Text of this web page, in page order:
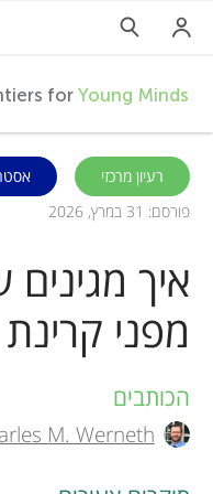
F
r
o
n
t
i
forYoung Minds
רעיון מרכזי
פורסם: 31 במרץ, 2026
איך
מפני
A
u
הכותבים
M. Werneth